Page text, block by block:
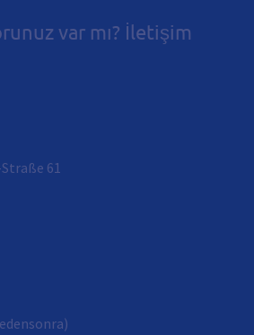
var mı? İletişim
61